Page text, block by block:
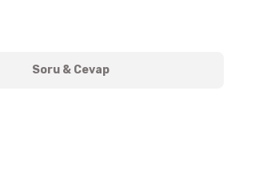
Soru & Cevap